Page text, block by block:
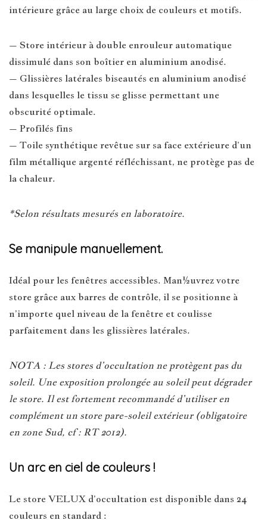
intérieure grâce au large choix de couleurs et motifs.
– Store intérieur à double enrouleur automatique
dissimulé dans son boîtier en aluminium anodisé.
– Glissières latérales biseautés en aluminium anodisé
dans lesquelles le tissu se glisse permettant une
obscurité optimale.
– Profilés fins
– Toile synthétique revêtue sur sa face extérieure d’un
film métallique argenté réfléchissant, ne protège pas de
la chaleur.
*Selon résultats mesurés en laboratoire.
Se manipule manuellement.
Idéal pour les fenêtres accessibles. Man½uvrez votre
store grâce aux barres de contrôle, il se positionne à
n’importe quel niveau de la fenêtre et coulisse
parfaitement dans les glissières latérales.
NOTA : Les stores d’occultation ne protègent pas du
soleil. Une exposition prolongée au soleil peut dégrader
le store. Il est fortement recommandé d’utiliser en
complément un store pare-soleil extérieur (obligatoire
en zone Sud, cf : RT 2012).
Un arc en ciel de couleurs !
Le store VELUX d’occultation est disponible dans 24
couleurs en standard :